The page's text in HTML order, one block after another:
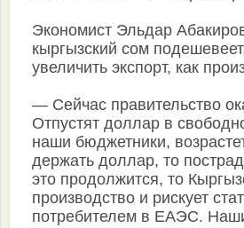
Экономист Эльдар
кыргызский сом
увеличить экспорт, как
— Сейчас правительство
Отпустят доллар в
наши бюджетники,
держать доллар, то
это продолжится, то
производство и рискует
потребителем в ЕАЭС.